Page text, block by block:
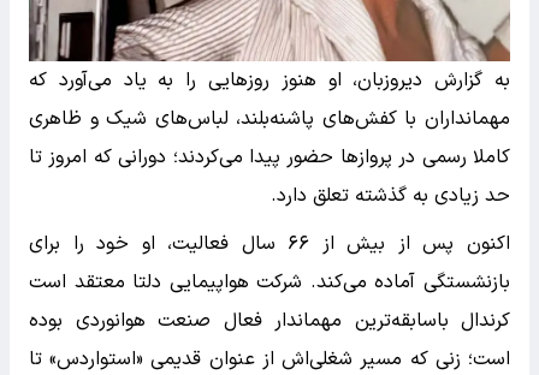
به گزارش دیروزبان، او هنوز روزهایی را به یاد می‌آورد که
مهمانداران با کفش‌های پاشنه‌بلند، لباس‌های شیک و ظاهری
کاملا رسمی در پروازها حضور پیدا می‌کردند؛ دورانی که امروز تا
حد زیادی به گذشته تعلق دارد.
اکنون پس از بیش از ۶۶ سال فعالیت، او خود را برای
بازنشستگی آماده می‌کند. شرکت هواپیمایی دلتا معتقد است
کرندال باسابقه‌ترین مهماندار فعال صنعت هوانوردی بوده
است؛ زنی که مسیر شغلی‌اش از عنوان قدیمی «استواردس» تا